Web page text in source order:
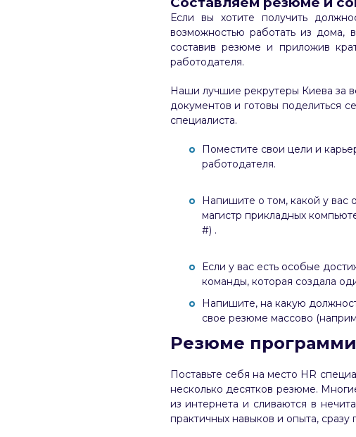
Если вы хотите получить
возможностью работать из дома,
составив резюме и приложив
работодателя.
Наши лучшие рекрутеры Киева за
документов и готовы поделиться
специалиста.
Поместите свои цели и
работодателя.
Напишите о том, какой у вас
магистр прикладных
#) .
Если у вас есть особые
команды, которая создала
Напишите, на какую
свое резюме массово
Резюме
Поставьте себя на место HR
несколько десятков резюме.
из интернета и сливаются в
практичных навыков и опыта,